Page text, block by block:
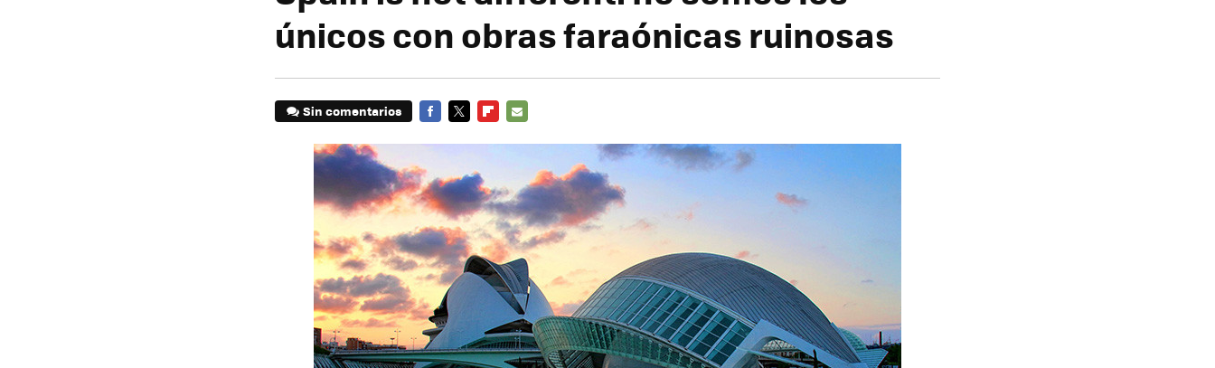
únicos con obras faraónicas ruinosas
Sin comentarios